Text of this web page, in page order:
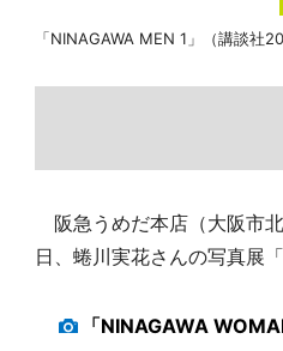
「NINAGAWA MEN 1」（講談社
阪急うめだ本店（大阪市
日、蜷川実花さんの写真展
「NINAGAWA